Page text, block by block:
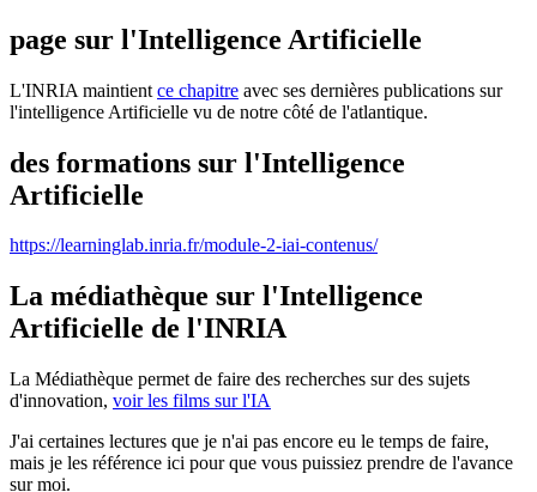
page sur l'Intelligence Artificielle
L'INRIA maintient ce chapitre avec ses dernières publications sur
l'intelligence Artificielle vu de notre côté de l'atlantique.
des formations sur l'Intelligence
Artificielle
https://learninglab.inria.fr/module-2-iai-contenus/
La médiathèque sur l'Intelligence
Artificielle de l'INRIA
La Médiathèque permet de faire des recherches sur des sujets
d'innovation, voir les films sur l'IA
J'ai certaines lectures que je n'ai pas encore eu le temps de faire,
mais je les référence ici pour que vous puissiez prendre de l'avance
sur moi.